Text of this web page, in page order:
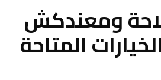
ومعندكش
المتاحة